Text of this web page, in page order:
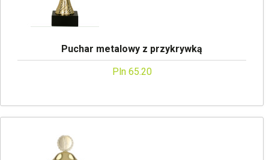
Puchar metalowy z przykrywką
Pln 65.20